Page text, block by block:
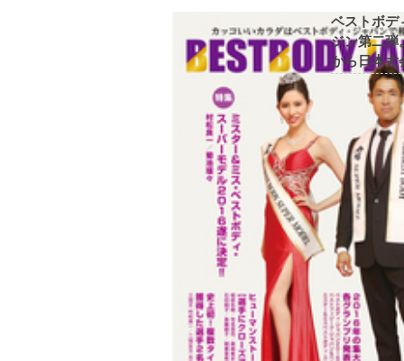
ベストボデ
ジン第二弾
から日本大